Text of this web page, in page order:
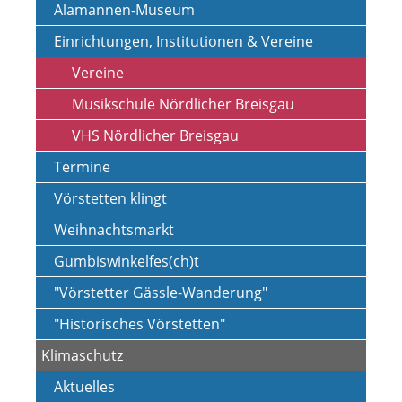
Alamannen-Museum
Einrichtungen, Institutionen & Vereine
Vereine
Musikschule Nördlicher Breisgau
VHS Nördlicher Breisgau
Termine
Vörstetten klingt
Weihnachtsmarkt
Gumbiswinkelfes(ch)t
"Vörstetter Gässle-Wanderung"
"Historisches Vörstetten"
Klimaschutz
Aktuelles